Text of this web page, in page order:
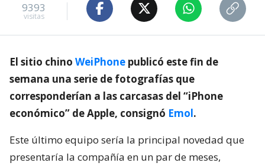
9393
visitas
El sitio chino WeiPhone publicó este fin de
semana una serie de fotografías que
corresponderían a las carcasas del “iPhone
económico” de Apple, consignó Emol.
Este último equipo sería la principal novedad que
presentaría la compañía en un par de meses,